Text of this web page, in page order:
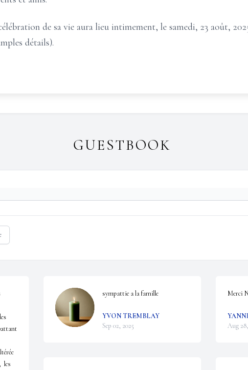
de sa vie aura lieu intimement, le samedi, 23 août,
détails).
GUESTBOOK
les
sympattie a la famille
YVON TREMBLAY
Sep 02, 2025
Merci
Aug